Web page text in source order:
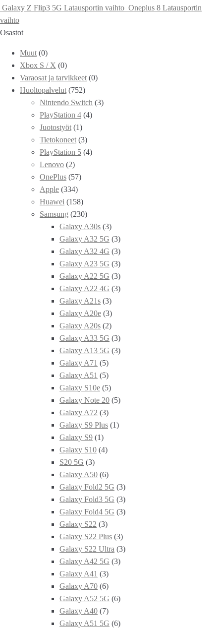
Galaxy Z Flip3 5G Latausportin vaihto Oneplus 8 Latausportin
vaihto
Osastot
Muut (0)
Xbox S / X (0)
Varaosat ja tarvikkeet (0)
Huoltopalvelut (752)
Nintendo Switch (3)
PlayStation 4 (4)
Juotostyöt (1)
Tietokoneet (3)
PlayStation 5 (4)
Lenovo (2)
OnePlus (57)
Apple (334)
Huawei (158)
Samsung (230)
Galaxy A30s (3)
Galaxy A32 5G (3)
Galaxy A32 4G (3)
Galaxy A23 5G (3)
Galaxy A22 5G (3)
Galaxy A22 4G (3)
Galaxy A21s (3)
Galaxy A20e (3)
Galaxy A20s (2)
Galaxy A33 5G (3)
Galaxy A13 5G (3)
Galaxy A71 (5)
Galaxy A51 (5)
Galaxy S10e (5)
Galaxy Note 20 (5)
Galaxy A72 (3)
Galaxy S9 Plus (1)
Galaxy S9 (1)
Galaxy S10 (4)
S20 5G (3)
Galaxy A50 (6)
Galaxy Fold2 5G (3)
Galaxy Fold3 5G (3)
Galaxy Fold4 5G (3)
Galaxy S22 (3)
Galaxy S22 Plus (3)
Galaxy S22 Ultra (3)
Galaxy A42 5G (3)
Galaxy A41 (3)
Galaxy A70 (6)
Galaxy A52 5G (6)
Galaxy A40 (7)
Galaxy A51 5G (6)